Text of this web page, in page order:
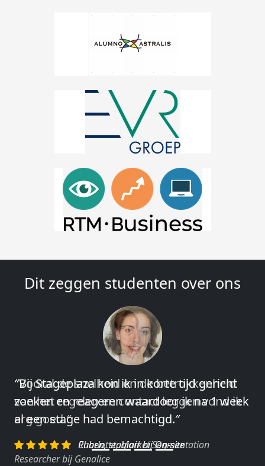
Dit zeggen studenten over ons
″Vooral de snelheid en de betrokkenheid
van het regelen en contact leggen vond ik
erg goed.″
Charlotte, Market Segmentation
Researcher bij Genalice